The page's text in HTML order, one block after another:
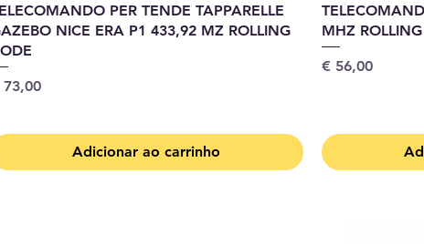
PER TENDE TAPPARELLE
NICE ERA P1 433,92 MZ ROLLING
Adicionar ao carrinho
MHZ
Preço
€ 56,00